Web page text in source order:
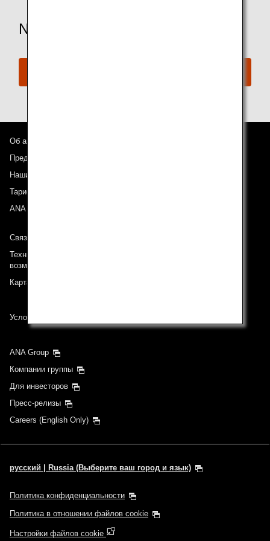
Need More Assistance?
Об авиакомпании ANA
Предложения и объявления
Наши направления
Тариф ANA Experience
ANA Mileage Club
Связь с ANA
Техническая поддержка (Для клиентов с ограниченными
возможностями)
Карта сайта
Условия перевозки
ANA Group
Компании группы
Для инвесторов
Пресс-релизы
Careers (English Only)
русский | Russia (Выберите ваш город и язык)
Политика конфиденциальности
Политика в отношении файлов cookie
Настройки файлов cookie